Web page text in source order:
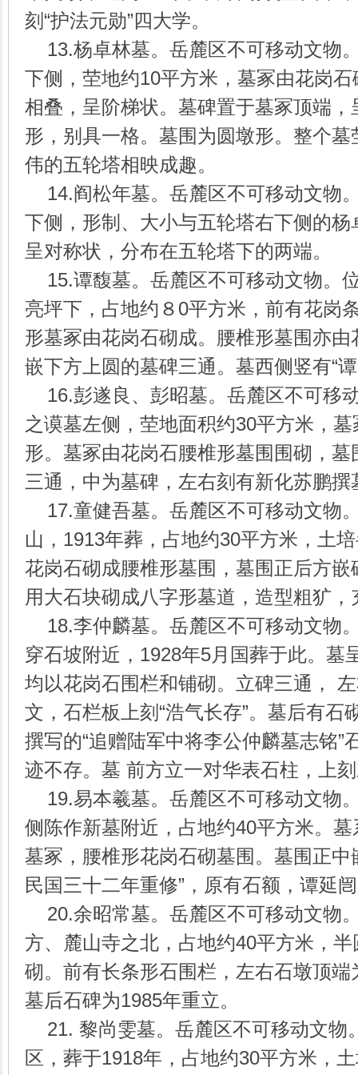
刻“护法元勋”四大学。
13.杨卓林墓。岳麓区不可移动文物
下侧，茔地约10平方米，墓冢由花岗
相叠，呈阶梯状。墓碑置于墓冢顶端
形，别具一格。墓围为圆墩形。整个
伟的五轮塔相映成趣。
14.阎松年墓。岳麓区不可移动文物
下侧，形制、大小与五轮塔右下侧的
呈对称状，分布在五轮塔下的两端。
15.谭馥墓。岳麓区不可移动文物。
亮坪下，占地约８0平方米，前有花岗
形墓冢由花岗石砌成。腰椎形墓围亦
嵌下方上圆的墓碑三通。墓西侧竖有“
16.彭遂良、彭昭墓。岳麓区不可移
之谟墓左侧，茔地面积约30平方米，
形。墓冢由花岗石腰椎形墓围围砌，
三通，中为墓碑，左右刻有新化苏鹏撰
17.童健吾墓。岳麓区不可移动文物
山，1913年葬，占地约30平方米，土
花岗石砌成腰椎形墓围，墓围正后方
用大石块砌成八字形墓道，造型粗犷
18.李仲麟墓。岳麓区不可移动文物
穿石坡附近，1928年5月国葬于此。墓
均以花岗石围栏和铺砌。立碑三通，
文，石栏板上刻“浩气长存”。墓后有石
撰写的“追赠陆军中将李公仲麟墓志铭”
迹不存。墓 前方立一对华表石柱，上
19.易本羲墓。岳麓区不可移动文物
侧陈作新墓附近，占地约40平方米。
墓冢，腰椎形花岗石砌墓围。墓围正中
民国三十二年重修”，原有石额，谭延
20.余昭常墓。岳麓区不可移动文物
方、麓山寺之北，占地约40平方米，
砌。前有长条形石围栏，左右石墩顶
墓后石碑为1985年重立。
21. 黎尚雯墓。岳麓区不可移动文物
区，葬于1918年，占地约30平方米，